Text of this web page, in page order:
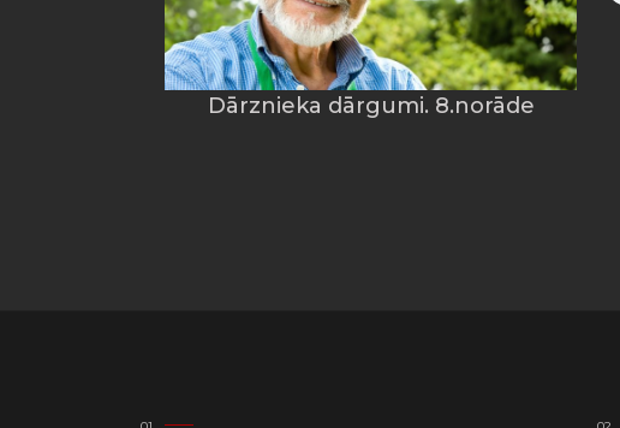
Dārznieka dārgumi. 8.norāde